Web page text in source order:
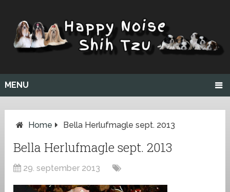
MENU
Home Bella Herlufmagle sept. 2013
Bella Herlufmagle sept. 2013
29. september 2013